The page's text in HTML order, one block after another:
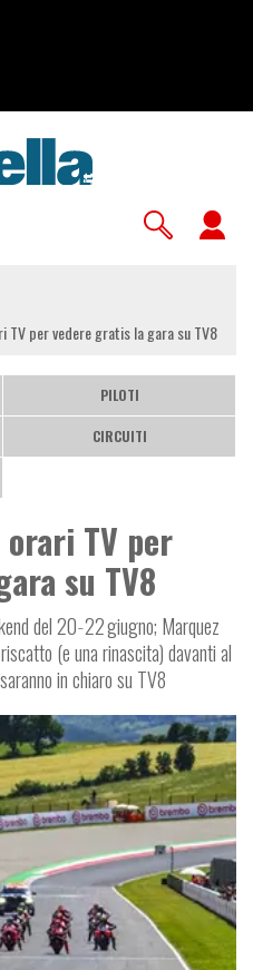
TV per vedere gratis la gara su TV8
PILOTI
CIRCUITI
orari TV per
su TV8
del 20‑22 giugno; Marquez
(e una rinascita) davanti al
in chiaro su TV8